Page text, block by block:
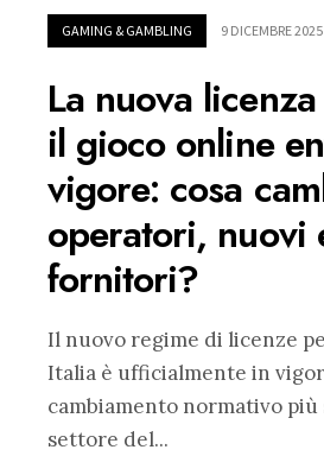
GAMING & GAMBLING 9 DICEMBRE 2025
La nuova
il gioco online
vigore: cosa
operatori, nuovi
fornitori?
Il nuovo regime di licenze
Italia è ufficialmente in
cambiamento normativo
settore del...